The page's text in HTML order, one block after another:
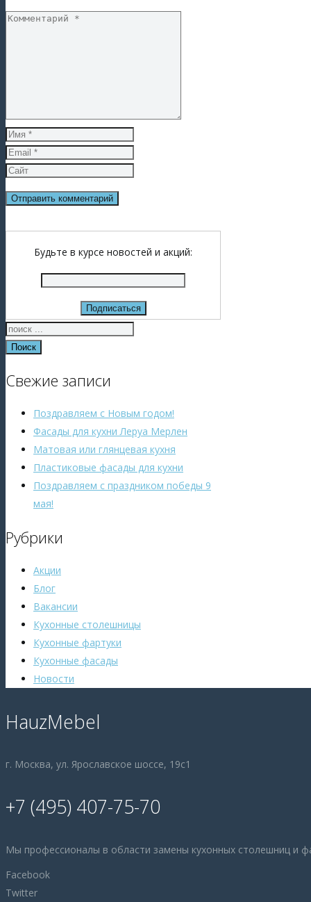
Будьте в курсе новостей и акций:
Поиск
Свежие записи
Поздравляем с Новым годом!
Фасады для кухни Леруа Мерлен
Матовая или глянцевая кухня
Пластиковые фасады для кухни
Поздравляем с праздником победы 9
мая!
Рубрики
Акции
Блог
Вакансии
Кухонные столешницы
Кухонные фартуки
Кухонные фасады
Новости
HauzMebel
г. Москва, ул. Ярославское шоссе, 19с1
+7 (495) 407-75-70
Мы профессионалы в области замены кухонных столешниц и
Facebook
Twitter